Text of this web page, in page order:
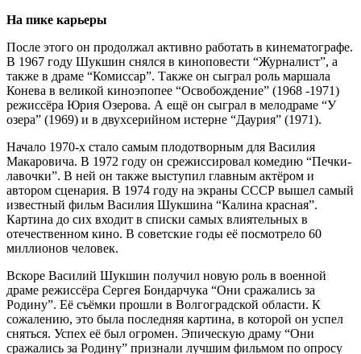
На пике карьеры
После этого он продолжал активно работать в кинематографе.
В 1967 году Шукшин снялся в киноповести “Журналист”, а
также в драме “Комиссар”. Также он сыграл роль маршала
Конева в великой киноэпопее “Освобождение” (1968 -1971)
режиссёра Юрия Озерова. А ещё он сыграл в мелодраме “У
озера” (1969) и в двухсерийном истерне “Даурия” (1971).
Начало 1970-х стало самым плодотворным для Василия
Макаровича. В 1972 году он срежиссировал комедию “Печки-
лавочки”. В ней он также выступил главным актёром и
автором сценария. В 1974 году на экраны СССР вышел самый
известный фильм Василия Шукшина “Калина красная”.
Картина до сих входит в списки самых влиятельных в
отечественном кино. В советские годы её посмотрело 60
миллионов человек.
Вскоре Василий Шукшин получил новую роль в военной
драме режиссёра Сергея Бондарчука “Они сражались за
Родину”. Её съёмки прошли в Волгоградской области. К
сожалению, это была последняя картина, в которой он успел
сняться. Успех её был огромен. Эпическую драму “Они
сражались за Родину” признали лучшим фильмом по опросу